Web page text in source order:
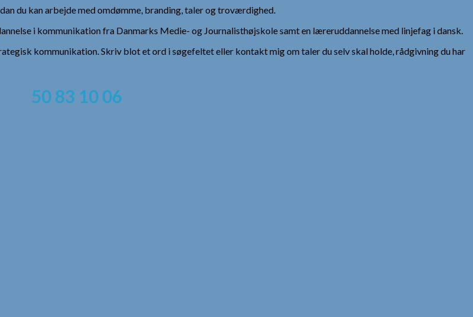
du kan arbejde med omdømme, branding, taler og troværdighed.
i kommunikation fra Danmarks Medie- og Journalisthøjskole samt en læreruddannelse med linjefag i dansk.
kommunikation. Skriv blot et ord i søgefeltet eller kontakt mig om taler du selv skal holde, rådgivning du har
50 83 10 06